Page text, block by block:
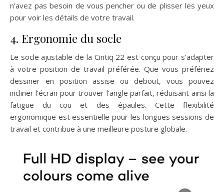
n’avez pas besoin de vous pencher ou de plisser les yeux
pour voir les détails de votre travail.
4. Ergonomie du socle
Le socle ajustable de la Cintiq 22 est conçu pour s’adapter
à votre position de travail préférée. Que vous préfériez
dessiner en position assise ou debout, vous pouvez
incliner l’écran pour trouver l’angle parfait, réduisant ainsi la
fatigue du cou et des épaules. Cette flexibilité
ergonomique est essentielle pour les longues sessions de
travail et contribue à une meilleure posture globale.